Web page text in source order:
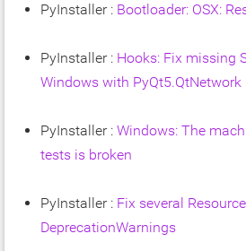
PyInstaller : Bootloader: OSX:
PyInstaller : Hooks: Fix missing
Windows with PyQt5.QtNetwork
PyInstaller : Windows: The
tests is broken
PyInstaller : Fix several
DeprecationWarnings